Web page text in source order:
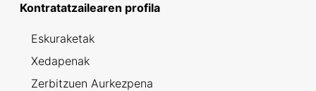
Kontratatzailearen profila
Eskuraketak
Xedapenak
Zerbitzuen Aurkezpena